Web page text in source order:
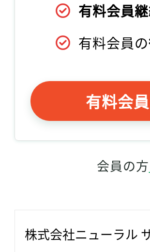
有料会員
有料会員の
有料会
会員の方
株式会社ニューラル